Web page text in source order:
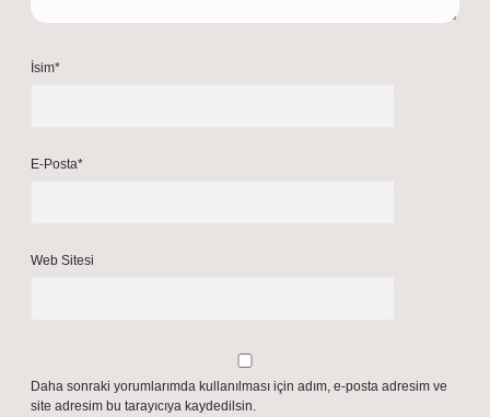
İsim*
E-Posta*
Web Sitesi
Daha sonraki yorumlarımda kullanılması için adım, e-posta adresim ve
site adresim bu tarayıcıya kaydedilsin.